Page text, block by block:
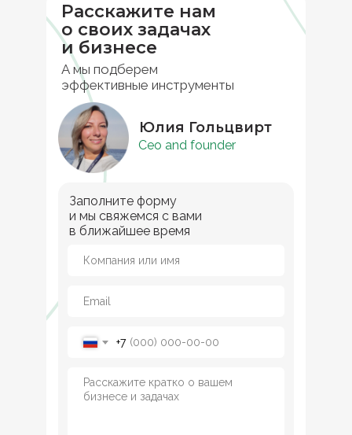
Заполните форму
и мы свяжемся с вами
в ближайшее время
+7
А мы подберем
эффективные инструменты
Расскажите нам
о своих задачах
и бизнесе
Юлия Гольцвирт
Ceo and founder